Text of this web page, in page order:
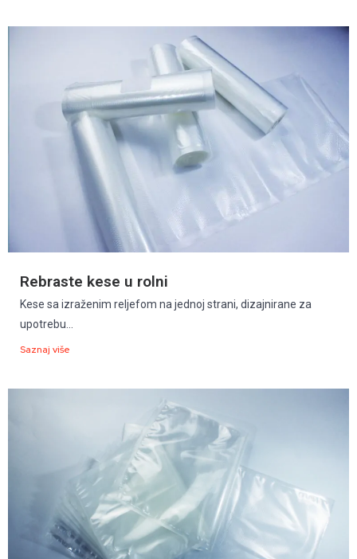
Rebraste kese u rolni
Kese sa izraženim reljefom na jednoj strani, dizajnirane za
upotrebu...
Saznaj više